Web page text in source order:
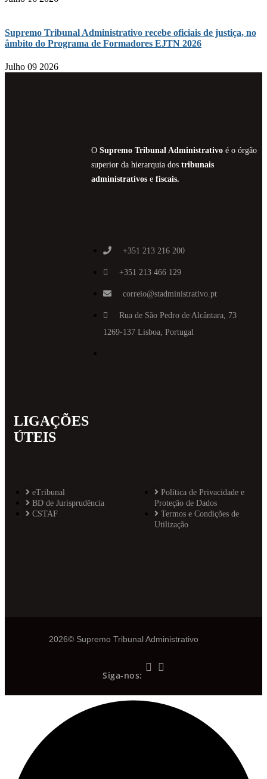
Supremo Tribunal Administrativo recebe oficiais de justiça, no
âmbito do Programa de Formadores EJTN 2026
Julho 09 2026
O Supremo Tribunal Administrativoé o órgão
superior da hierarquia dos tribunais
administrativose fiscais.
+351 213 216 200
+351 213 466 129
correio@stadministrativo.pt
Rua de São Pedro de Alcântara, 73
1269-137 Lisboa, Portugal
LIGAÇÕES
ÚTEIS
eTribunal
BD de Jurisprudência
CSTAF
Política de Privacidade e
Proteção de Dados
Termos e Condições de
Utilização
2026© Supremo Tribunal Administrativo
Siga-nos: